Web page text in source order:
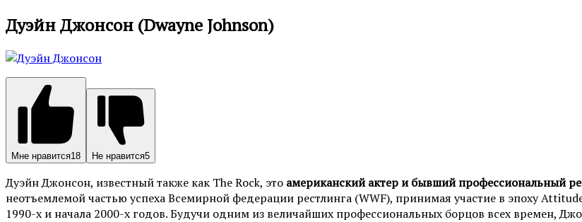
Дуэйн Джонсон (Dwayne Johnson)
Мне нравится18 Не нравится5
Дуэйн Джонсон, известный также как The Rock, это американский актер и бывший профессиональный
неотъемлемой частью успеха Всемирной федерации рестлинга (WWF), принимая участие в эпоху
1990-х и начала 2000-х годов. Будучи одним из величайших профессиональных борцов всех времен,